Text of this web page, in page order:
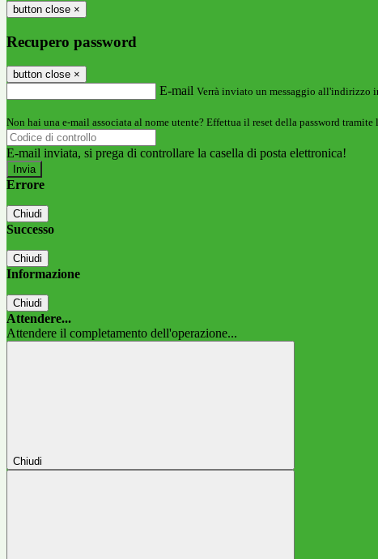
button close ×
Recupero password
button close ×
E-mail Verrà inviato un messaggio all'indirizzo
Non hai una e-mail associata al nome utente? Effettua il reset della password tramite
E-mail inviata, si prega di controllare la casella di posta elettronica!
Errore
Chiudi
Successo
Chiudi
Informazione
Chiudi
Attendere...
Attendere il completamento dell'operazione...
Chiudi